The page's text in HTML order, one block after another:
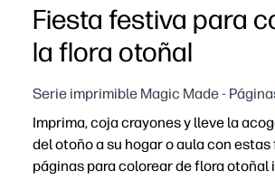
Fiesta festiva para
la flora otoñal
Serie imprimible Magic Made -
Imprima, coja crayones y lleve la
del otoño a su hogar o aula con
páginas para colorear de flora otoñal